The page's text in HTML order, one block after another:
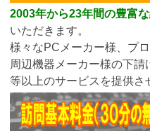
2003年から23年間の豊富
いただきます。
様々なPCメーカー様、プ
周辺機器メーカー様の下請
等以上のサービスを提供さ